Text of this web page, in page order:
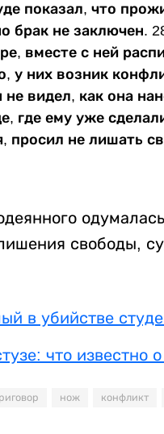
показал, что
брак не заключен.
вместе с ней
у них возник
видел, как она
где ему уже
просил не лишать
свободы,
в убийстве
что известно
нож конфликт